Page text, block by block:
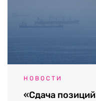
НОВОСТИ
«Сдача